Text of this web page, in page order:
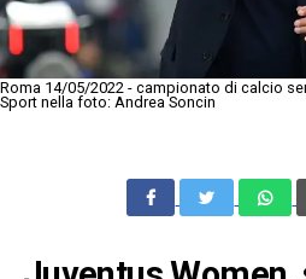
Roma 14/05/2022 - campionato di calcio
Sport nella foto: Andrea Soncin